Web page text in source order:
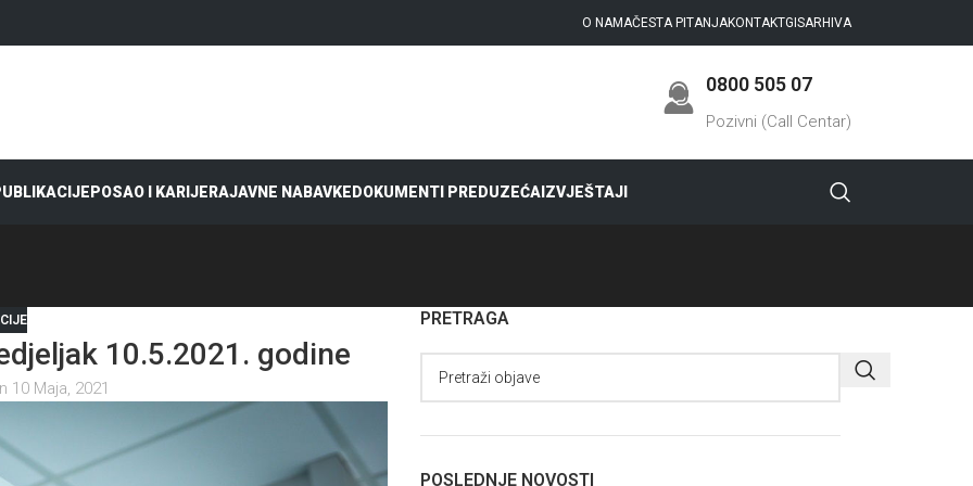
O NAMAČESTA PITANJAKONTAKTGISARHIVA
0800 505 07
Pozivni (Call Centar)
POSAO I KARIJERAJAVNE NABAVKEDOKUMENTI PREDUZEĆAIZVJEŠTAJI
10.5.2021. godine
10 Maja, 2021
PRETRAGA
POSLEDNJE NOVOSTI